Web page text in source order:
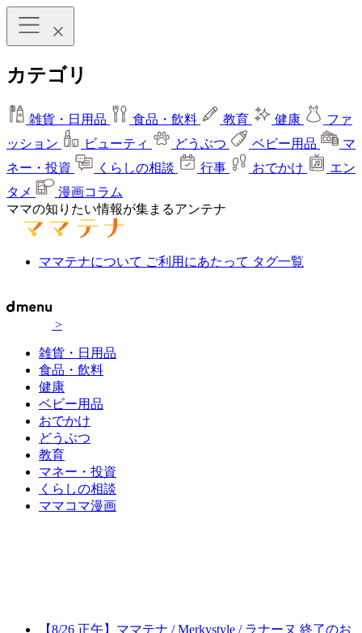
カテゴリ
雑貨・日用品 食品・飲料 教育 健康
ファ
ッション
ビューティ どうぶつ ベビー用品
マ
ネー・投資
くらしの相談 行事 おでかけ
エン
タメ
漫画コラム
ママの知りたい情報が集まるアンテナ
ママテナについて ご利用にあたって タグ一覧
>
雑貨・日用品
食品・飲料
健康
ベビー用品
おでかけ
どうぶつ
教育
マネー・投資
くらしの相談
ママコマ漫画
【8/26 正午】ママテナ / Merkystyle / ラナーヌ 終了のお